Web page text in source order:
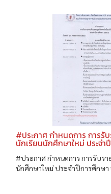
#ประกาศ กำหนดการ การรั
นักเรียนนักศึกษาใหม่ ประจ
#ประกาศ กำหนดการ การรับร
นักศึกษาใหม่ ประจำปีการศึกษ